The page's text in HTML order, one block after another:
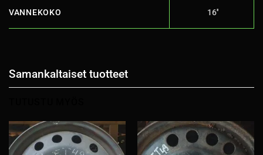
VANNEKOKO 16''
Samankaltaiset tuotteet